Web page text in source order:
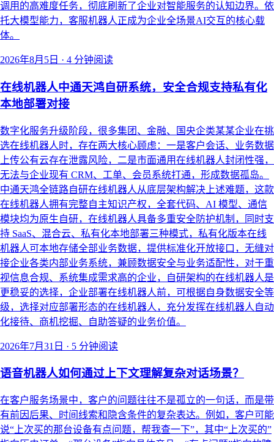
调用的高难度任务，彻底刷新了企业对智能服务的认知边界。依
托大模型能力，客服机器人正成为企业全场景AI交互的核心载
体。
2026年8月5日 · 4 分钟阅读
在线机器人中通天鸿自研系统，安全合规支持私有化
本地部署对接
数字化服务升级阶段，很多集团、金融、国央企类某某企业在挑
选在线机器人时，存在两大核心顾虑：一是客户会话、业务数据
上传公有云存在泄露风险，二是市面通用在线机器人封闭性强，
无法与企业现有 CRM、工单、会员系统打通，形成数据孤岛。
中通天鸿全链路自研在线机器人从底层架构解决上述难题，这款
在线机器人拥有完整自主知识产权，全套代码、AI 模型、通信
模块均为原生自研，在线机器人具备多重安全防护机制，同时支
持 SaaS、混合云、私有化本地部署三种模式，私有化版本在线
机器人可本地存储全部业务数据，提供标准化开放接口，无缝对
接企业各类内部业务系统，兼顾数据安全与业务适配性，对于重
视信息合规、系统集成需求高的企业，自研架构的在线机器人是
更稳妥的选择，企业部署在线机器人前，可根据自身数据安全等
级，选择对应部署形态的在线机器人，充分发挥在线机器人自动
化接待、商机挖掘、自助答疑的业务价值。
2026年7月31日 · 5 分钟阅读
语音机器人如何通过上下文理解复杂对话场景？
在客户服务场景中，客户的问题往往不是孤立的一句话，而是带
有前因后果、时间线索和隐含条件的复杂表达。例如，客户可能
说“上次买的那台设备有点问题，帮我查一下”，其中“上次买的”